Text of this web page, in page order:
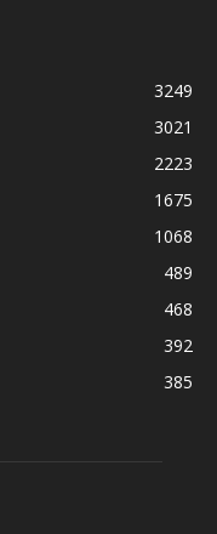
3249
3021
2223
1675
1068
489
468
392
385